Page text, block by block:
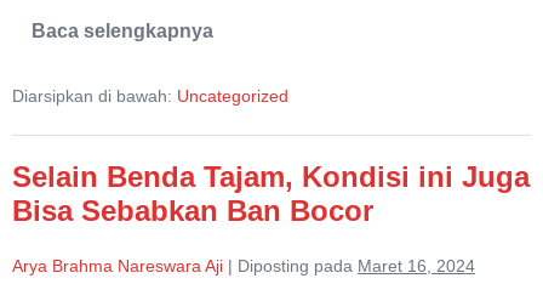
Baca selengkapnya
My
Diarsipkan di bawah: Uncategorized
Selain Benda Tajam, Kondisi ini Juga
Bisa Sebabkan Ban Bocor
Arya Brahma Nareswara Aji | Diposting pada Maret 16, 2024